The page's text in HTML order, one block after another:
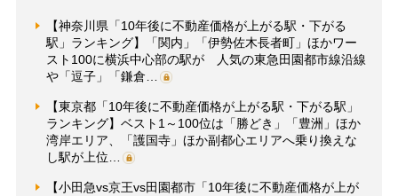
【神奈川県「10年後に不動産価格が上がる駅・下がる
駅」ランキング】「関内」「伊勢佐木長者町」ほかワー
スト100に横浜中心部の駅が 人気の東急田園都市線沿線
や「逗子」「鎌倉…
【東京都「10年後に不動産価格が上がる駅・下がる駅」
ランキング】ベスト1～100位は「勝どき」「豊洲」ほか
湾岸エリア、「護国寺」ほか副都心エリアへ乗り換えな
し駅が上位…
【小田急vs京王vs田園都市「10年後に不動産価格が上が